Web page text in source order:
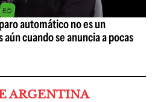
automático no es un
cuando se anuncia a pocas
ARGENTINA